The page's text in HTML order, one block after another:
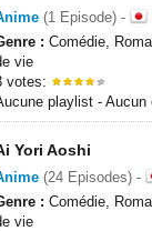
(1 Episode) -
: Comédie,
vie
votes:
playlist - Aucun
Yori Aoshi
(24 Episodes) -
: Comédie,
vie